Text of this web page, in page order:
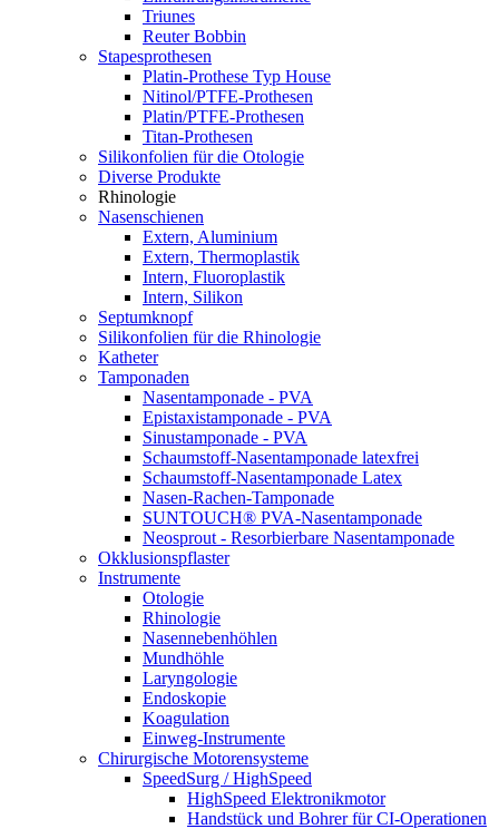
Triunes
Reuter Bobbin
Stapesprothesen
Platin-Prothese Typ House
Nitinol/PTFE-Prothesen
Platin/PTFE-Prothesen
Titan-Prothesen
Silikonfolien für die Otologie
Diverse Produkte
Rhinologie
Nasenschienen
Extern, Aluminium
Extern, Thermoplastik
Intern, Fluoroplastik
Intern, Silikon
Septumknopf
Silikonfolien für die Rhinologie
Katheter
Tamponaden
Nasentamponade - PVA
Epistaxistamponade - PVA
Sinustamponade - PVA
Schaumstoff-Nasentamponade latexfrei
Schaumstoff-Nasentamponade Latex
Nasen-Rachen-Tamponade
SUNTOUCH® PVA-Nasentamponade
Neosprout - Resorbierbare Nasentamponade
Okklusionspflaster
Instrumente
Otologie
Rhinologie
Nasennebenhöhlen
Mundhöhle
Laryngologie
Endoskopie
Koagulation
Einweg-Instrumente
Chirurgische Motorensysteme
SpeedSurg / HighSpeed
HighSpeed Elektronikmotor
Handstück und Bohrer für CI-Operationen